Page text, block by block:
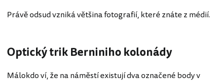
Právě odsud vzniká většina fotografií, které znáte z médií.
Optický trik Berniniho kolonády
Málokdo ví, že na náměstí existují dva označené body v